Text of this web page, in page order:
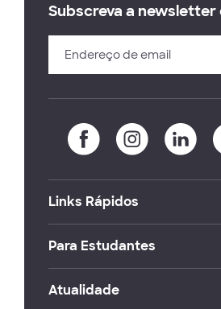
Subscreva a newsletter
Links Rápidos
Para Estudantes
Atualidade